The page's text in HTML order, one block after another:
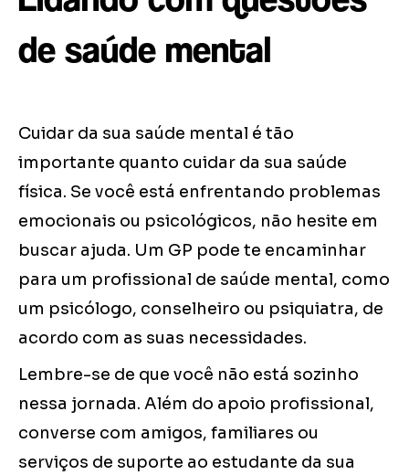
de saúde mental
Cuidar da sua saúde mental é tão
importante quanto cuidar da sua saúde
física. Se você está enfrentando problemas
emocionais ou psicológicos, não hesite em
buscar ajuda. Um GP pode te encaminhar
para um profissional de saúde mental, como
um psicólogo, conselheiro ou psiquiatra, de
acordo com as suas necessidades.
Lembre-se de que você não está sozinho
nessa jornada. Além do apoio profissional,
converse com amigos, familiares ou
serviços de suporte ao estudante da sua